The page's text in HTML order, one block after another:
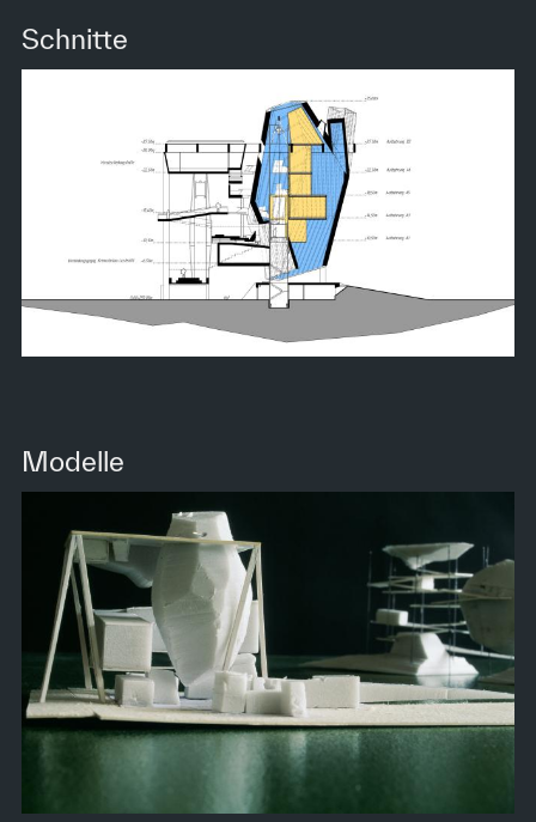
Schnitte
Modelle